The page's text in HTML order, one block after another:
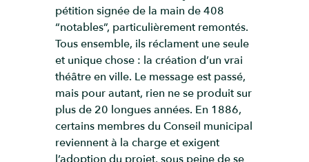
pétition signée de la main de 408
“notables”, particulièrement remontés.
Tous ensemble, ils réclament une seule
et unique chose : la création d’un vrai
théâtre en ville. Le message est passé,
mais pour autant, rien ne se produit sur
plus de 20 longues années. En 1886,
certains membres du Conseil municipal
reviennent à la charge et exigent